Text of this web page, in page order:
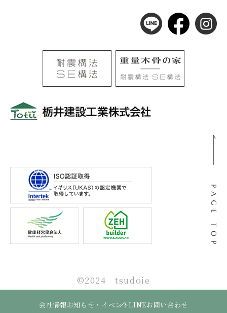
©2024 tsudoie
会社情報お知らせ・イベントLINEお問い合わせ